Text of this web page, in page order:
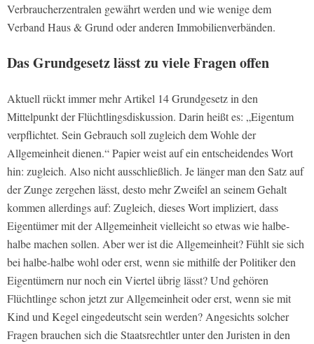
Verbraucherzentralen gewährt werden und wie wenige dem
Verband Haus & Grund oder anderen Immobilienverbänden.
Das Grundgesetz lässt zu viele Fragen offen
Aktuell rückt immer mehr Artikel 14 Grundgesetz in den
Mittelpunkt der Flüchtlingsdiskussion. Darin heißt es: „Eigentum
verpflichtet. Sein Gebrauch soll zugleich dem Wohle der
Allgemeinheit dienen.“ Papier weist auf ein entscheidendes Wort
hin: zugleich. Also nicht ausschließlich. Je länger man den Satz auf
der Zunge zergehen lässt, desto mehr Zweifel an seinem Gehalt
kommen allerdings auf: Zugleich, dieses Wort impliziert, dass
Eigentümer mit der Allgemeinheit vielleicht so etwas wie halbe-
halbe machen sollen. Aber wer ist die Allgemeinheit? Fühlt sie sich
bei halbe-halbe wohl oder erst, wenn sie mithilfe der Politiker den
Eigentümern nur noch ein Viertel übrig lässt? Und gehören
Flüchtlinge schon jetzt zur Allgemeinheit oder erst, wenn sie mit
Kind und Kegel eingedeutscht sein werden? Angesichts solcher
Fragen brauchen sich die Staatsrechtler unter den Juristen in den